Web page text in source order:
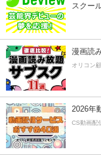
スクー
漫画読
オリコン
2026年
CS動画配